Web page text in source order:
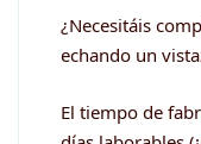
¿Necesitáis
echando un
El tiempo de